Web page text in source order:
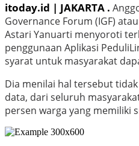
itoday.id | JAKARTA .
Governance Forum (IGF)
Astari Yanuarti menyoroti
penggunaan Aplikasi
syarat untuk masyarakat
Dia menilai hal tersebut
data, dari seluruh
persen warga yang memiliki